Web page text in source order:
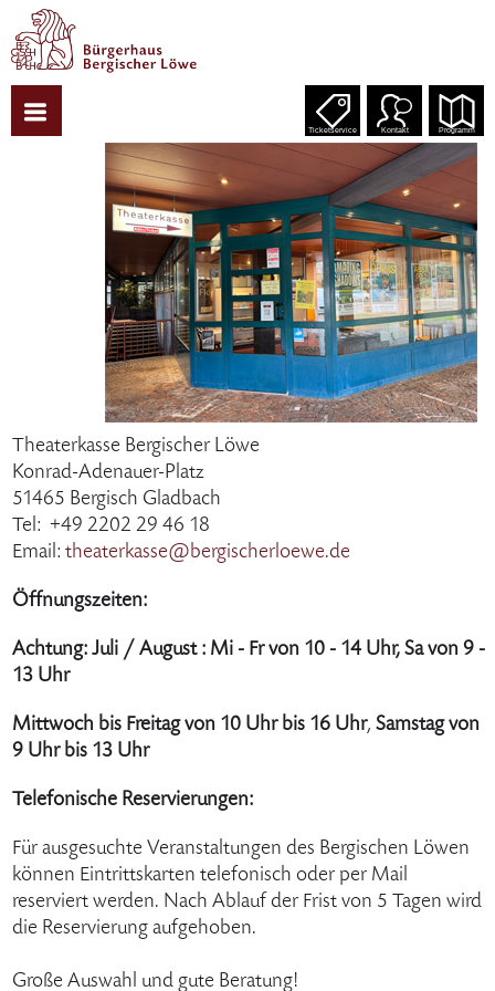
Ticketservice Kontakt Programm
Theaterkasse Bergischer Löwe
Konrad-Adenauer-Platz
51465 Bergisch Gladbach
Tel: +49 2202 29 46 18
Email: theaterkasse@bergischerloewe.de
Öffnungszeiten:
Achtung: Juli / August : Mi - Fr von 10 - 14 Uhr, Sa von 9 -
13 Uhr
Mittwoch bis Freitag von 10 Uhr bis 16 Uhr, Samstag von
9 Uhr bis 13 Uhr
Telefonische Reservierungen:
Für ausgesuchte Veranstaltungen des Bergischen Löwen
können Eintrittskarten telefonisch oder per Mail
reserviert werden. Nach Ablauf der Frist von 5 Tagen wird
die Reservierung aufgehoben.
Große Auswahl und gute Beratung!